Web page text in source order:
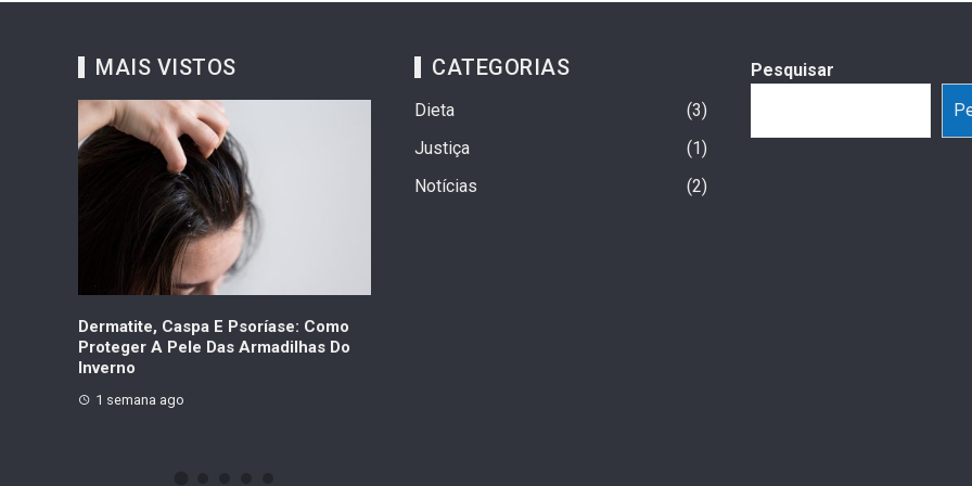
MAIS VISTOS
Dermatite, Caspa E Psoríase: Como
Proteger A Pele Das Armadilhas Do
Inverno
1 semana ago
CATEGORIAS
Dieta
3
Justiça
1
Notícias
2
Pesquisar